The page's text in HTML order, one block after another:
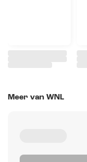
Meer van WNL